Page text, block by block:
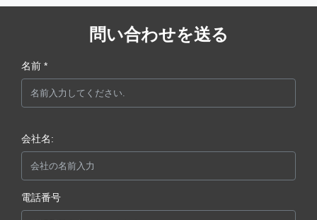
問い合わせを送る
名前 *
会社名:
電話番号